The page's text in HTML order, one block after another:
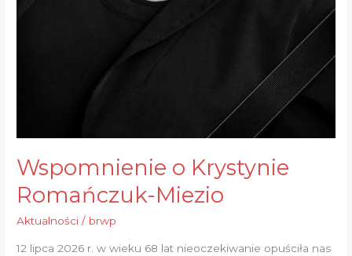
Wspomnienie o Krystynie
Romańczuk-Miezio
Aktualności / brwp
12 lipca 2026 r. w wieku 68 lat nieoczekiwanie opuściła nas